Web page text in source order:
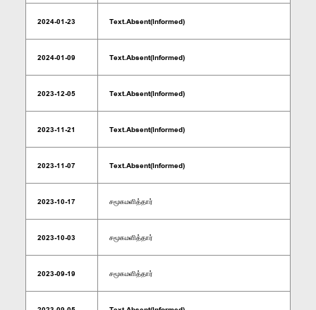
2024-01-23 Text.Absent(Informed)
2024-01-09 Text.Absent(Informed)
2023-12-05 Text.Absent(Informed)
2023-11-21 Text.Absent(Informed)
2023-11-07 Text.Absent(Informed)
2023-10-17 சமூகமளித்தார்
2023-10-03 சமூகமளித்தார்
2023-09-19 சமூகமளித்தார்